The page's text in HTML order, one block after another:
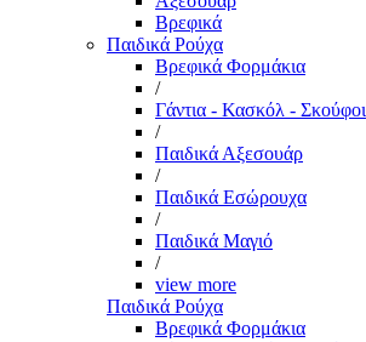
Βρεφικά
Παιδικά Ρούχα
Βρεφικά Φορμάκια
/
Γάντια - Κασκόλ - Σκούφοι
/
Παιδικά Αξεσουάρ
/
Παιδικά Εσώρουχα
/
Παιδικά Μαγιό
/
view more
Παιδικά Ρούχα
Βρεφικά Φορμάκια